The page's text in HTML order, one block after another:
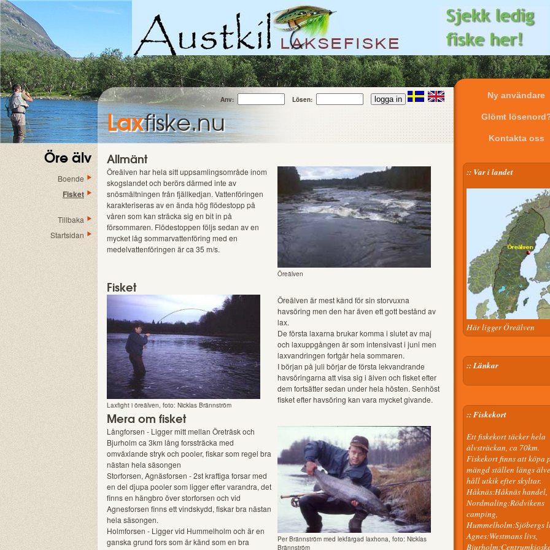
Öre älv
Boende
Fisket
Tillbaka
Startsidan
Anv: Lösen:
Laxfiske.nu
Allmänt
Öreälven har hela sitt uppsamlingsområde inom
skogslandet och berörs därmed inte av
snösmältningen från fjällkedjan. Vattenföringen
karakteriseras av en ända hög flödestopp på
våren som kan sträcka sig en bit in på
försommaren. Flödestoppen följs sedan av en
mycket låg sommarvattenföring med en
medelvattenföringen är ca 35 m/s.
Öreälven
Fisket
Laxfight i öreälven, foto: Nicklas Brännström
Öreälven är mest känd för sin storvuxna
havsöring men den har även ett gott bestånd av
lax.
De första laxarna brukar komma i slutet av maj
och laxuppgången är som intensivast i juni men
laxvandringen fortgår hela sommaren.
I början på juli börjar de första lekvandrande
havsöringarna att visa sig i älven och fisket efter
dem fortsätter sedan under hela hösten. Senhöst
fisket efter havsöring kan vara mycket givande.
Mera om fisket
Långforsen - Ligger mitt mellan Öreträsk och
Bjurholm ca 3km lång forssträcka med
omväxlande stryk och pooler, fiskar som regel bra
nästan hela säsongen
Storforsen, Agnäsforsen - 2st kraftiga forsar med
en del djupa pooler som ligger efter varandra, det
finns en hängbro över storforsen och vid
Agnesforsen finns ett vindskydd, fiskar bra nästan
hela säsongen.
Holmforsen - Ligger vid Hummelholm och är en
ganska grund fors som är känd som en bra
Per Brännström med lekfärgad laxhona, foto: Nicklas
Brännström
Ny användare
Glömt
Kontakta oss
:: Var i landet
Här ligger Öreälven
:: Länkar
:: Fiskekort
Ett fiskekort täcker hela
älvsträckan, ca 70km.
Fiskekort finns att köpa
mängd ställen längs
håll utkik efter skyltar.
Håknäs:Håknäs handel,
Nordmaling:Rödvikens
camping,
Hummelholm:Sjöbergs
Agnes:Westmans livs,